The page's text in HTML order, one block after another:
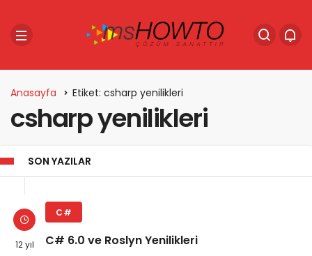
Anasayfa Etiket: csharp yenilikleri
csharp yenilikleri
SON YAZILAR
12 yıl
C#
C# 6.0 ve Roslyn Yenilikleri